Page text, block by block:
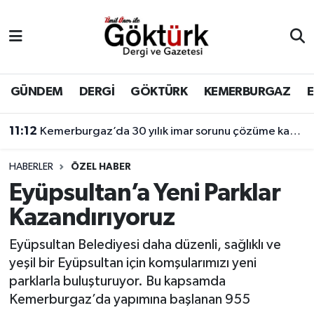
GÜNDEM DERGİ GÖKTÜRK KEMERBURGAZ
11:12 Kemerburgaz’da 30 yılık imar sorunu çözüme kavuşuyor
HABERLER ÖZEL HABER
Eyüpsultan’a Yeni Parklar
Kazandırıyoruz
Eyüpsultan Belediyesi daha düzenli, sağlıklı ve
yeşil bir Eyüpsultan için komşularımızı yeni
parklarla buluşturuyor. Bu kapsamda
Kemerburgaz’da yapımına başlanan 955
BİLİM
DERGİ
DÜNYA
EĞİTİM
GÖKTÜRK
GÜNDEM
Eyüpsultan Hava Durumu
Eyüpsultan Trafik Yoğunluk Haritası
Süper Lig Puan Durumu ve Fikstür
Tüm Manşetler
Son Dakika Haberleri